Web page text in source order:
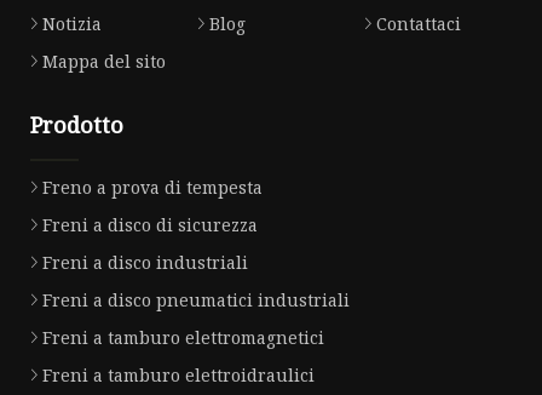
Notizia
Blog
Contattaci
Mappa del sito
Prodotto
Freno a prova di tempesta
Freni a disco di sicurezza
Freni a disco industriali
Freni a disco pneumatici industriali
Freni a tamburo elettromagnetici
Freni a tamburo elettroidraulici